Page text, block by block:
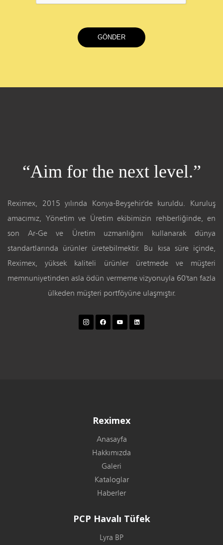
“Aim for the next level.”
Reximex, 2015 yılında Konya-Beyşehir'de kuruldu. Kuruluş
amacımız, Yönetim ve Üretim ekibimizin rehberliğinde, en
son Ar-Ge ve Üretim uzmanlığını kullanarak dünya
standartlarında ürünler üretebilmektir. Bu kısa süre içinde,
Reximex, yüksek kaliteli ürünler üretmede ve müşteri
memnuniyetinden asla ödün vermeme vizyonuyla 60'tan fazla
ülkeden müşteri portföyüne ulaşmıştır.
Reximex
Anasayfa
Hakkımızda
Galeri
Kataloglar
Haberler
PCP Havalı Tüfek
Lyra BP